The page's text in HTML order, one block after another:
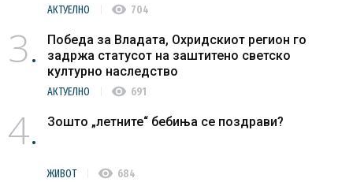
АКТУЕЛНО visibility 704
3
Победа за Владата, Охридскиот регион го
задржа статусот на заштитено светско
културно наследство
АКТУЕЛНО visibility 691
4 Зошто „летните“ бебиња се поздрави?
ЖИВОТ visibility 684